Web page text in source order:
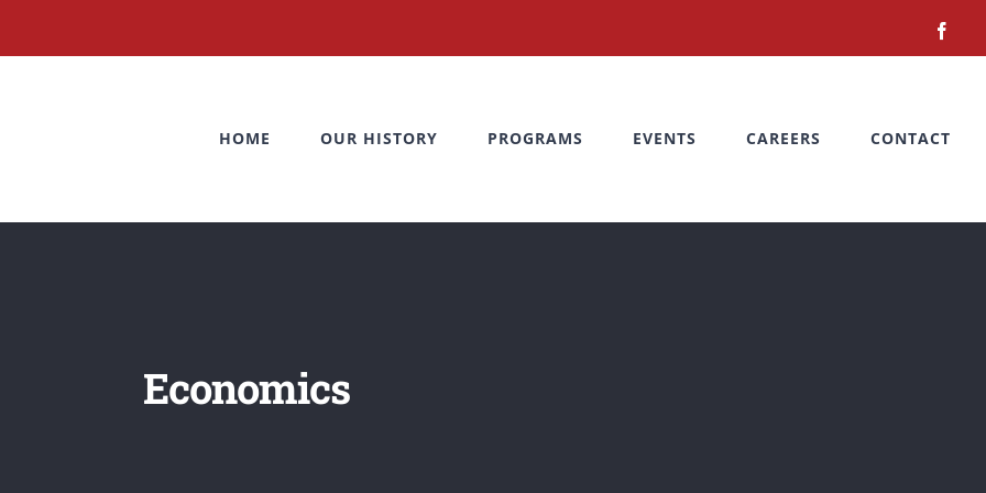
HOME OUR HISTORY PROGRAMS EVENTS CAREERS CONTACT
Economics